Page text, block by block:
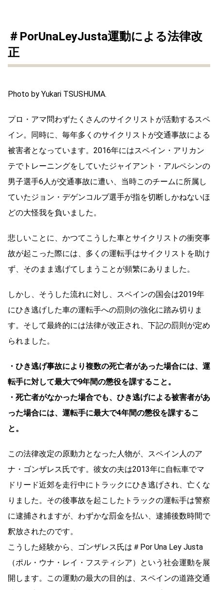
＃PorUnaLeyJusta運動による法律改
正
Photo by Yukari TSUSHUMA.
プロ・アマ問わずたくさんのサイクリストが活動するスペ
イン。同時に、毎年多くのサイクリストが交通事故による
被害者となっています。2016年にはスペイン・アリカン
テでトレーニングをしていたジャイアント・アルペシンの
男子選手6人が交通事故に遭い、当時このチームに所属し
ていたジョン・デゲンコルブ選手が指を切断しかねないほ
どの大怪我を負いました。
悲しいことに、かつてこうした車とサイクリストの衝突事
故が起こった際には、多くの運転手はサイクリストを助け
ず、そのまま逃げてしまうことが頻繁にありました。
しかし、そうした流れに対し、スペインの国会は2019年
にひき逃げした車の運転手への罰則の強化に踏み切りま
す。そして最終的には法律が改正され、下記の罰則が定め
られました。
・ひき逃げ事故により複数の死亡者があった場合には、運
転手に対して最大で9年間の懲役を課すること。
・死亡者がなかった場合でも、ひき逃げによる被害者があ
った場合には、運転手に最大で4年間の懲役を課するこ
と。
この法律改定の原動力となった人物が、スペイン人のア
ナ・ゴンザレス氏です。彼女の夫は2013年に自転車でマ
ドリード近郊を走行中にトラックにひき逃げされ、亡くな
りました。その後事故を起こしたトラックの運転手は警察
に逮捕されますが、わずかな罰金を払い、逮捕後数時間で
釈放されたのです。
こうした経験から、ゴンザレス氏は＃Por Una Ley Justa
（ポル・ウナ・レイ・フスティシア）という社会運動を展
開します。この運動の最大の目的は、スペインの道路交通